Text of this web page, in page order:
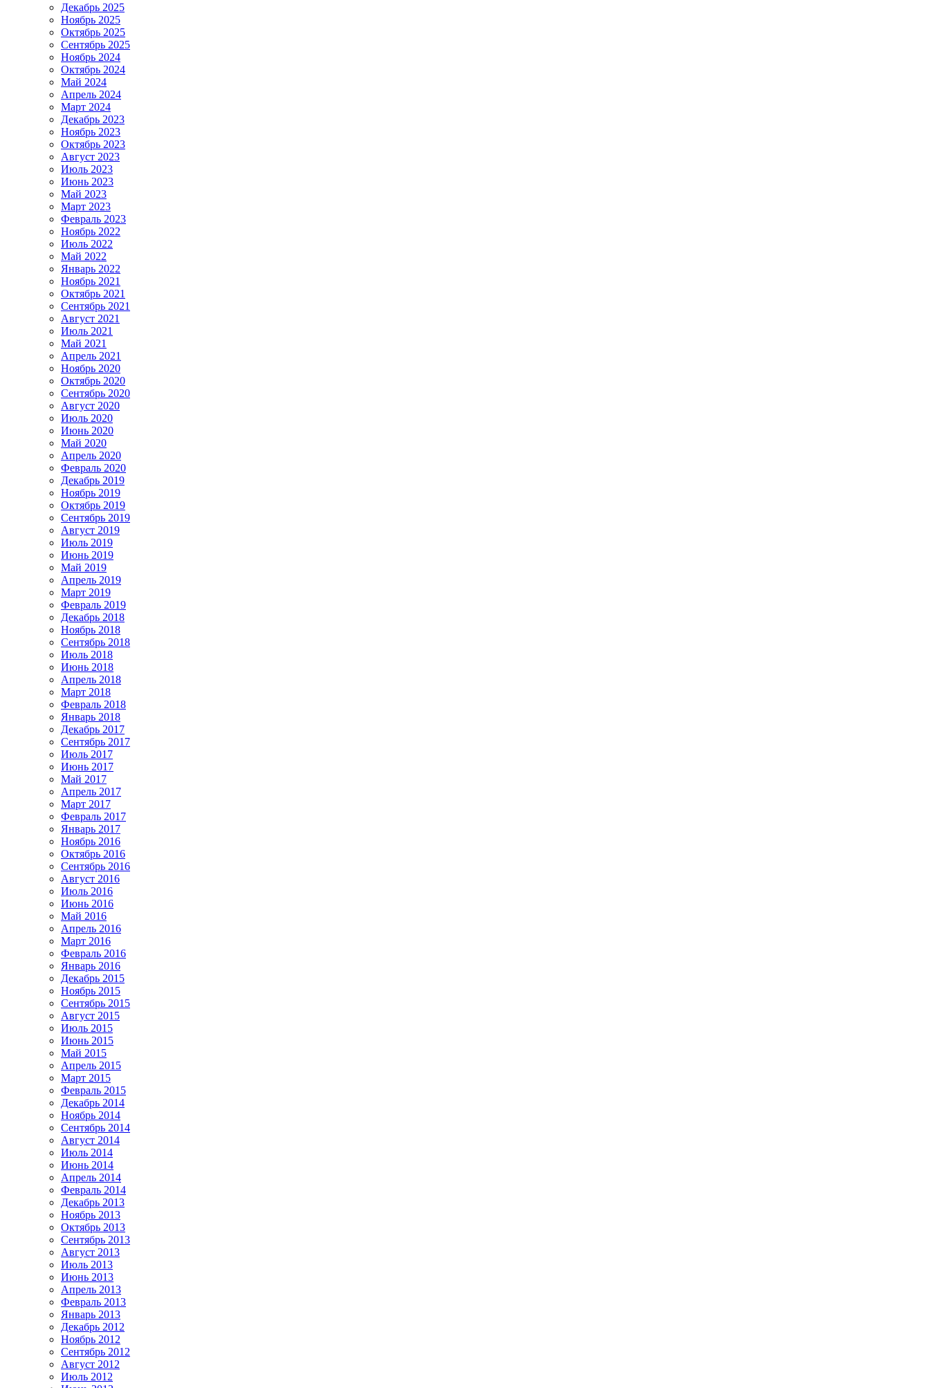
Декабрь 2025
Ноябрь 2025
Октябрь 2025
Сентябрь 2025
Ноябрь 2024
Октябрь 2024
Май 2024
Апрель 2024
Март 2024
Декабрь 2023
Ноябрь 2023
Октябрь 2023
Август 2023
Июль 2023
Июнь 2023
Май 2023
Март 2023
Февраль 2023
Ноябрь 2022
Июль 2022
Май 2022
Январь 2022
Ноябрь 2021
Октябрь 2021
Сентябрь 2021
Август 2021
Июль 2021
Май 2021
Апрель 2021
Ноябрь 2020
Октябрь 2020
Сентябрь 2020
Август 2020
Июль 2020
Июнь 2020
Май 2020
Апрель 2020
Февраль 2020
Декабрь 2019
Ноябрь 2019
Октябрь 2019
Сентябрь 2019
Август 2019
Июль 2019
Июнь 2019
Май 2019
Апрель 2019
Март 2019
Февраль 2019
Декабрь 2018
Ноябрь 2018
Сентябрь 2018
Июль 2018
Июнь 2018
Апрель 2018
Март 2018
Февраль 2018
Январь 2018
Декабрь 2017
Сентябрь 2017
Июль 2017
Июнь 2017
Май 2017
Апрель 2017
Март 2017
Февраль 2017
Январь 2017
Ноябрь 2016
Октябрь 2016
Сентябрь 2016
Август 2016
Июль 2016
Июнь 2016
Май 2016
Апрель 2016
Март 2016
Февраль 2016
Январь 2016
Декабрь 2015
Ноябрь 2015
Сентябрь 2015
Август 2015
Июль 2015
Июнь 2015
Май 2015
Апрель 2015
Март 2015
Февраль 2015
Декабрь 2014
Ноябрь 2014
Сентябрь 2014
Август 2014
Июль 2014
Июнь 2014
Апрель 2014
Февраль 2014
Декабрь 2013
Ноябрь 2013
Октябрь 2013
Сентябрь 2013
Август 2013
Июль 2013
Июнь 2013
Апрель 2013
Февраль 2013
Январь 2013
Декабрь 2012
Ноябрь 2012
Сентябрь 2012
Август 2012
Июль 2012